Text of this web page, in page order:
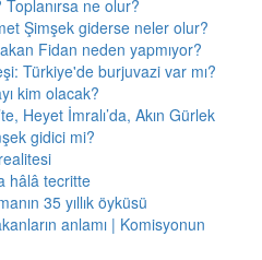
Toplanırsa ne olur?
Şimşek giderse neler olur?
Fidan neden yapmıyor?
Türkiye'de burjuvazi var mı?
kim olacak?
Heyet İmralı’da, Akın Gürlek
gidici mi?
hâlâ tecritte
35 yıllık öyküsü
anlamı | Komisyonun